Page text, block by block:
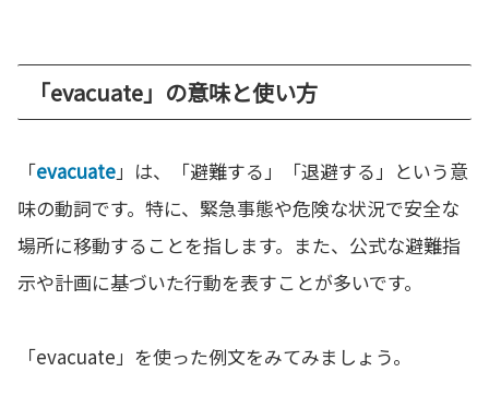
「evacuate」の意味と使い方
「evacuate」は、「避難する」「退避する」という意
味の動詞です。特に、緊急事態や危険な状況で安全な
場所に移動することを指します。また、公式な避難指
示や計画に基づいた行動を表すことが多いです。
「evacuate」を使った例文をみてみましょう。